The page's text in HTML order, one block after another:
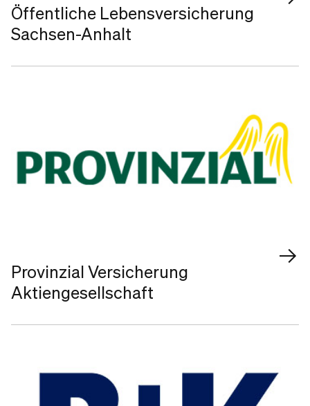
Öffentliche Lebensversicherung
Sachsen-Anhalt
Provinzial Versicherung
Aktiengesellschaft